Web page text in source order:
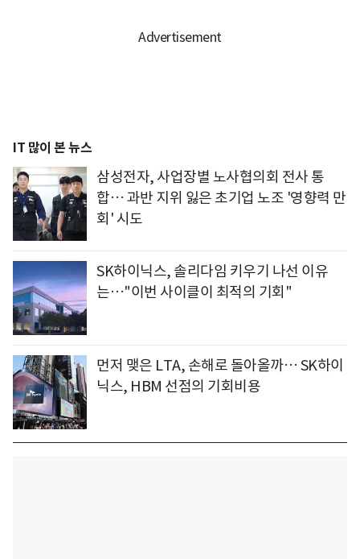
IT 많이 본 뉴스
삼성전자, 사업장별 노사협의회 전사 통
합… 과반 지위 잃은 초기업 노조 '영향력 만
회' 시도
SK하이닉스, 솔리다임 키우기 나선 이유
는…"이번 사이클이 최적의 기회"
먼저 맺은 LTA, 손해로 돌아올까… SK하이
닉스, HBM 선점의 기회비용